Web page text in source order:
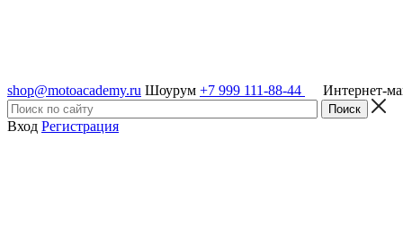
shop@motoacademy.ru Шоурум +7 999 111-88-44 Интернет-
Вход Регистрация